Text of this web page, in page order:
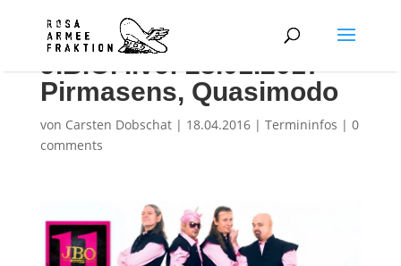
J.B.O. live: 28.01.2017 –
Pirmasens, Quasimodo
von Carsten Dobschat| 18.04.2016| Termininfos | 0
comments